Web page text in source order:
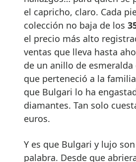
el capricho, claro. Cada
colección no baja de los
el precio más alto
ventas que lleva hasta
de un anillo de
que perteneció a la
que Bulgari lo ha
diamantes. Tan solo
euros.
Y es que Bulgari y lujo
palabra. Desde que